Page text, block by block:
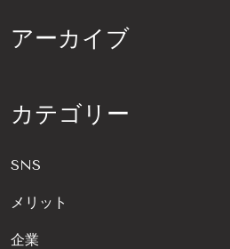
アーカイブ
カテゴリー
SNS
メリット
企業